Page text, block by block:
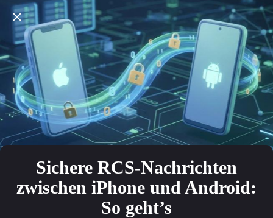
Sichere RCS-Nachrichten
zwischen iPhone und Android:
So geht’s